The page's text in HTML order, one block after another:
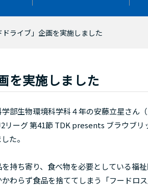
ライブ」企画を実施しました
を実施しました
生物環境科学科４年の安藤立星さん（
リーグ 第41節 TDK presents ブラウブリ
た。
持ち寄り、食べ物を必要としている福
わらず食品を捨ててしまう「フードロ